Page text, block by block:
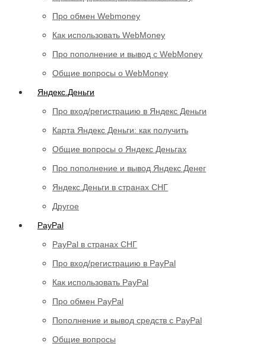
Про обмен Webmoney
Как использовать WebMoney
Про пополнение и вывод с WebMoney
Общие вопросы о WebMoney
Яндекс.Деньги
Про вход/регистрацию в Яндекс Деньги
Карта Яндекс Деньги: как получить
Общие вопросы о Яндекс Деньгах
Про пополнение и вывод Яндекс Денег
Яндекс.Деньги в странах СНГ
Другое
PayPal
PayPal в странах СНГ
Про вход/регистрацию в PayPal
Как использовать PayPal
Про обмен PayPal
Пополнение и вывод средств с PayPal
Общие вопросы